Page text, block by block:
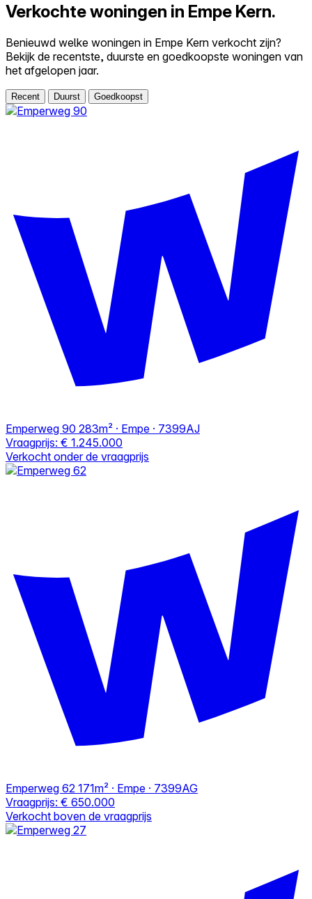
Verkochte woningen in Empe Kern.
Benieuwd welke woningen in Empe Kern verkocht zijn?
Bekijk de recentste, duurste en goedkoopste woningen van
het afgelopen jaar.
Recent Duurst Goedkoopst
Emperweg 90 283m² · Empe · 7399AJ
Vraagprijs: € 1.245.000
Verkocht onder de vraagprijs
Emperweg 62 171m² · Empe · 7399AG
Vraagprijs: € 650.000
Verkocht boven de vraagprijs